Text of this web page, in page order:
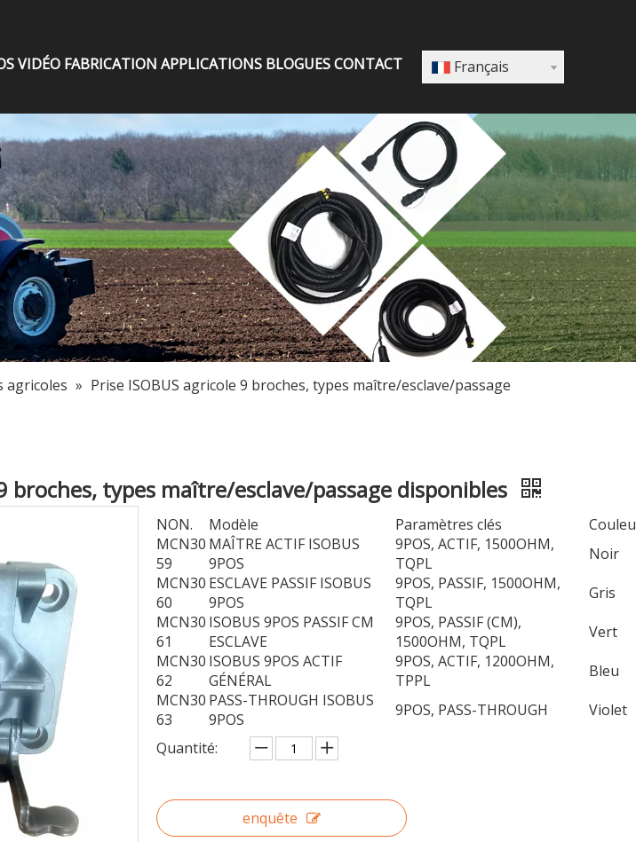
VIDÉO FABRICATION APPLICATIONS BLOGUESCONTACT Français
agricoles » Prise ISOBUS agricole 9 broches, types maître/esclave/passage
broches, types maître/esclave/passage disponibles
NON. Modèle Paramètres clés
MCN30
59
MAÎTRE ACTIF ISOBUS
9POS
9POS, ACTIF, 1500OHM,
TQPL
Noir
MCN30
60
ESCLAVE PASSIF ISOBUS
9POS
9POS, PASSIF, 1500OHM,
TQPL
Gris
MCN30
61
ISOBUS 9POS PASSIF CM
ESCLAVE
9POS, PASSIF (CM),
1500OHM, TQPL
Vert
MCN30
62
ISOBUS 9POS ACTIF
GÉNÉRAL
9POS, ACTIF, 1200OHM,
TPPL
Bleu
MCN30
63
PASS-THROUGH ISOBUS
9POS
9POS, PASS-THROUGH
Violet
Quantité:
enquête